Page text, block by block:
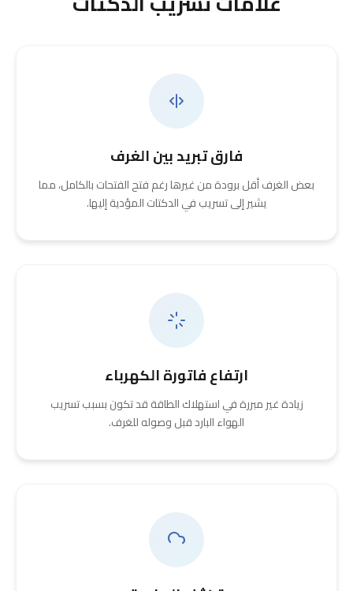
فارق تبريد بين الغرف
بعض الغرف أقل برودة من غيرها رغم فتح الفتحات بالكامل، مما
يشير إلى تسريب في الدكتات المؤدية إليها.
ارتفاع فاتورة الكهرباء
زيادة غير مبررة في استهلاك الطاقة قد تكون بسبب تسريب
الهواء البارد قبل وصوله للغرف.